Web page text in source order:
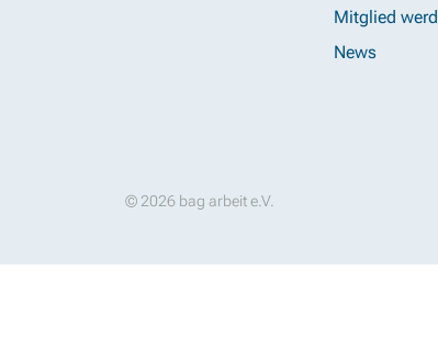
Mitglied
News
© 2026 bag arbeit e.V.